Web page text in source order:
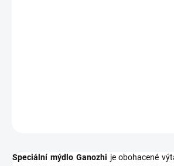
Speciální mýdlo Ganozhi je obohacené